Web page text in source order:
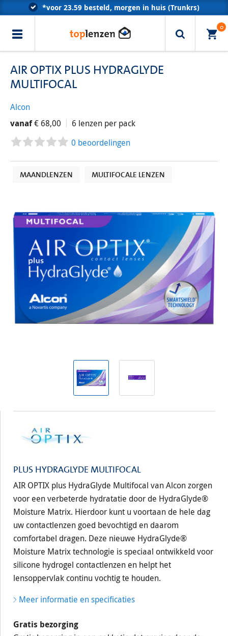
*voor 23.59 besteld, morgen in huis (Trunkrs)
Erkend door alle zorgverzekeraars
0
AIR OPTIX PLUS HYDRAGLYDE
MULTIFOCAL
Alcon
vanaf€ 68,00
6 lenzen per pack
0 beoordelingen
MAANDLENZEN MULTIFOCALE LENZEN
PLUS HYDRAGLYDE MULTIFOCAL
AIR OPTIX plus HydraGlyde Multifocal van Alcon zorgen
voor een verbeterde hydratatie door de HydraGlyde®
Moisture Matrix. Hierdoor kunt u voortaan de hele dag
uw contactlenzen goed bevochtigd en daarom
comfortabel dragen. Deze nieuwe HydraGlyde®
Moisture Matrix technologie is speciaal ontwikkeld voor
silicone hydrogel contactlenzen en helpt het
lensoppervlak continu vochtig te houden.
Meer informatie en specificaties
Gratis bezorging
vanaf€ 68,00